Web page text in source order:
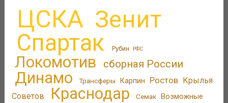
ЦСКА Зенит
Спартак Рубин РФС
Локомотив сборная России
Динамо Трансферы Карпин Ростов
Крылья
Советов
Краснодар Семак Возможные